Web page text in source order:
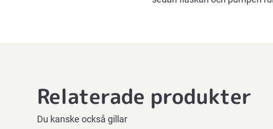
Relaterade produkter
Du kanske också gillar